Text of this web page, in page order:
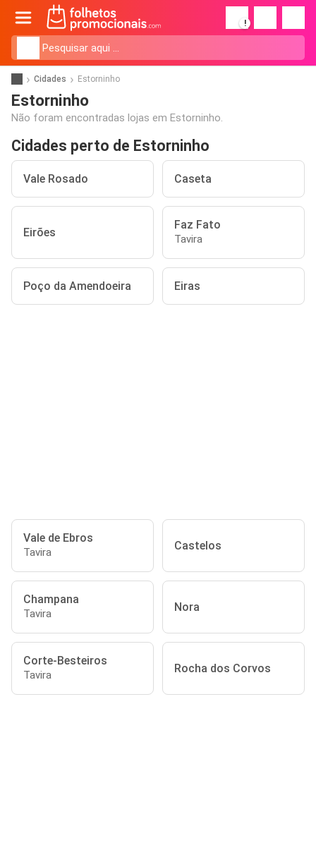
!
Cidades Estorninho
Estorninho
Não foram encontradas lojas em Estorninho.
Cidades perto de Estorninho
Vale Rosado Caseta
Eirões
Faz Fato
Tavira
Poço da Amendoeira Eiras
Vale de Ebros
Tavira Castelos
Champana
Tavira Nora
Corte-Besteiros
Tavira Rocha dos Corvos